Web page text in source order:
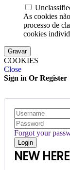
As cookies
processo de
cookies
Gravar
COOKIES
Close
Sign in Or Register
Forgot your
NEW